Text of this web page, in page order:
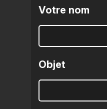
Votre nom
Objet